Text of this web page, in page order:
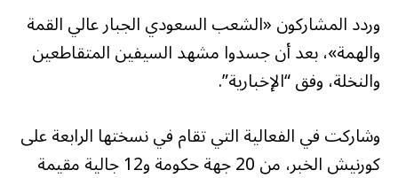
وردد المشاركون «الشعب السعودي الجبار عالي القمة
والهمة»، بعد أن جسدوا مشهد السيفين المتقاطعين
والنخلة، وفق “الإخبارية”.
وشاركت في الفعالية التي تقام في نسختها الرابعة على
كورنيش الخبر، من 20 جهة حكومة و12 جالية مقيمة